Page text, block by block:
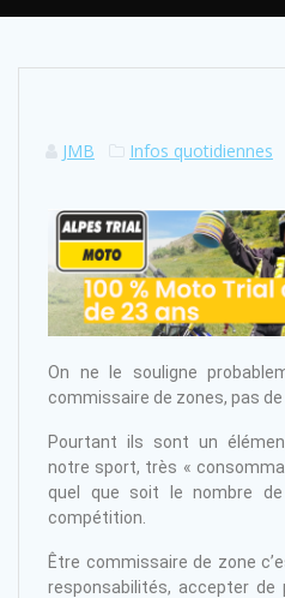
JMB Infos quotidiennes
On ne le souligne
commissaire de zones, pas de
Pourtant ils sont un
notre sport, très «
quel que soit le nombre
compétition.
Être commissaire de zone
responsabilités, accepter de